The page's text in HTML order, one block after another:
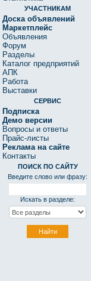
УЧАСТНИКАМ
Доска объявлений
Маркетплейс
Объявления
Форум
Разделы
Каталог предприятий
АПК
Работа
Выставки
СЕРВИС
Подписка
Демо версии
Вопросы и ответы
Прайс-листы
Реклама на сайте
Контакты
ПОИСК ПО САЙТУ
Введите слово или фразу:
Искать в разделе: